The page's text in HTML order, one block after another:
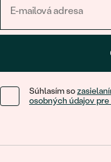
Súhlasím so
osobných údajov